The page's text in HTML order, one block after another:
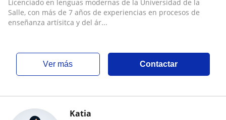
Licenciado en lenguas modernas de la Universidad de la
Salle, con más de 7 años de experiencias en procesos de
enseñanza artísitca y del ár...
ver más Contactar
Katia